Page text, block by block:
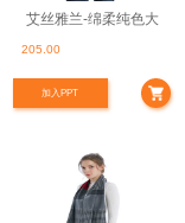
艾丝雅兰-绵柔纯色大
205.00
加入PPT